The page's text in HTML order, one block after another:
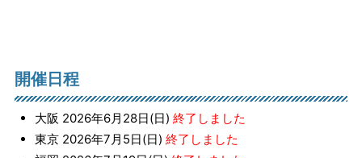
開催日程
大阪 2026年6月28日(日) 終了しました
東京 2026年7月5日(日) 終了しました